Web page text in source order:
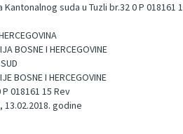
Kantonalnog suda u Tuzli br.32 0 P 018161
BOSNE I HERCEGOVINE
BOSNE I HERCEGOVINE
018161 15 Rev
13.02.2018. godine